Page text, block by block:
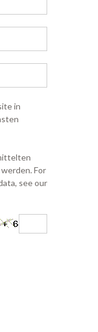
in
For
see our